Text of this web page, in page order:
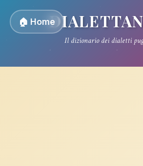
🏠 Home
Il dizionario dei dialetti